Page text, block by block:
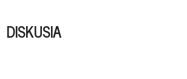
DISKUSIA